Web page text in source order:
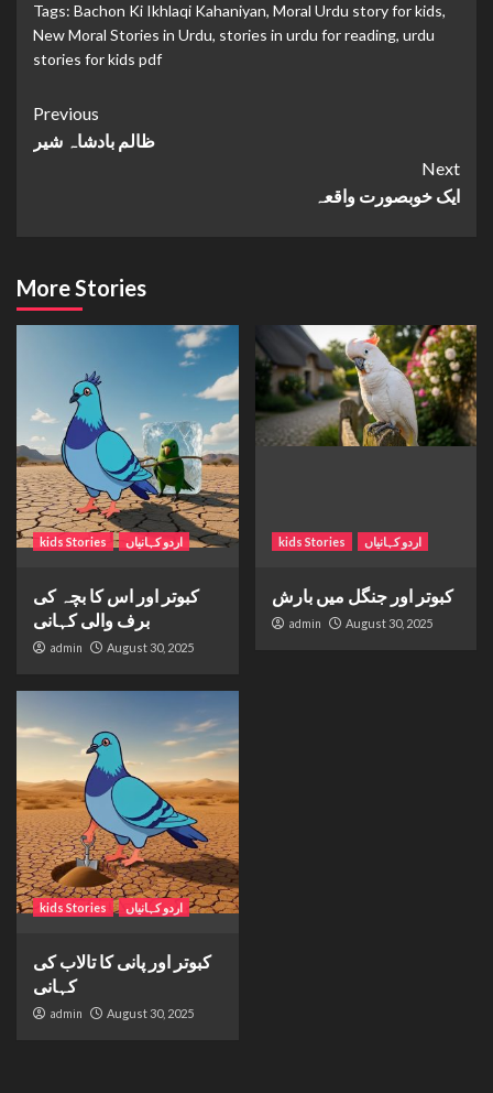
Tags: Bachon Ki Ikhlaqi Kahaniyan, Moral Urdu story for kids,
New Moral Stories in Urdu, stories in urdu for reading, urdu
stories for kids pdf
Continue
Reading
Previous
ظالم بادشاہ شیر
Next
ایک خوبصورت واقعہ
More Stories
kids Stories اردو کہانیاں
کبوتر اور اس کا بچہ کی
برف والی کہانی
admin August 30, 2025
kids Stories اردو کہانیاں
کبوتر اور جنگل میں بارش
admin August 30, 2025
kids Stories اردو کہانیاں
کبوتر اور پانی کا تالاب کی
کہانی
admin August 30, 2025